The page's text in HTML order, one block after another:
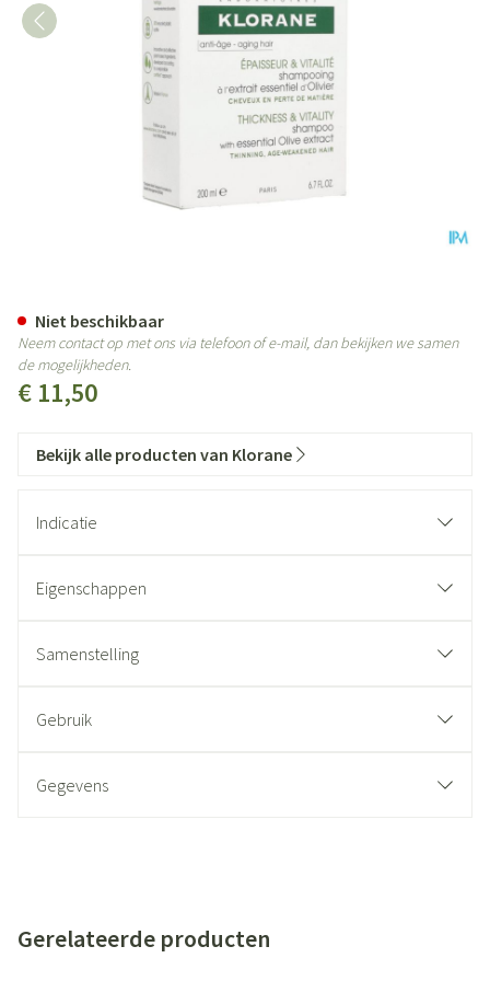
€ 11,50
Niet beschikbaar
Neem contact op met ons via telefoon of e-mail, dan bekijken we samen
de mogelijkheden.
Bekijk alle producten van Klorane
Indicatie
Eigenschappen
Samenstelling
Gebruik
Gegevens
Gerelateerde producten